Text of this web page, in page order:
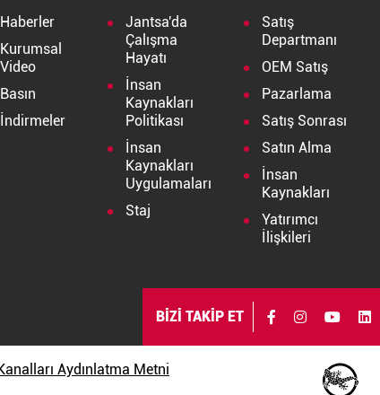
Haberler
Kurumsal
Video
Basın
İndirmeler
Jantsa'da
Çalışma
Hayatı
İnsan
Kaynakları
Politikası
İnsan
Kaynakları
Uygulamaları
Staj
Satış
Departmanı
OEM Satış
Pazarlama
Satış Sonrası
Satın Alma
İnsan
Kaynakları
Yatırımcı
İlişkileri
BİZİ TAKİP ET
Aydınlatma Metni